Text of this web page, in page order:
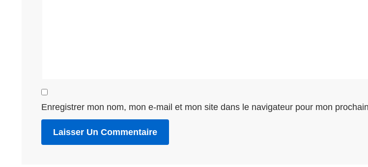
Enregistrer mon nom, mon e-mail et mon site dans le navigateur pour mon